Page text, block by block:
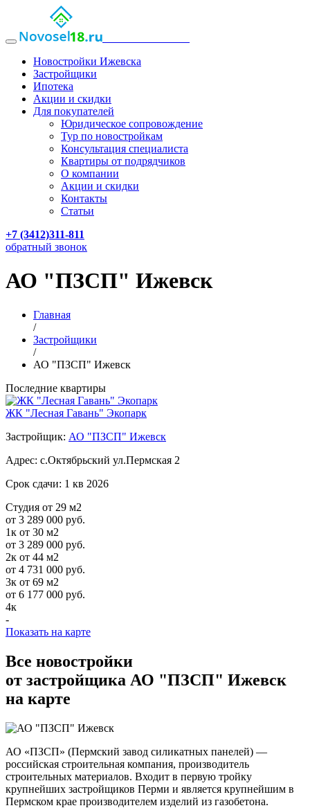
Новостройки Ижевска
Застройщики
Ипотека
Акции и скидки
Для покупателей
Юридическое сопровождение
Тур по новостройкам
Консультация специалиста
Квартиры от подрядчиков
О компании
Акции и скидки
Контакты
Статьи
+7 (3412)311-811
обратный звонок
АО "ПЗСП" Ижевск
Главная
/
Застройщики
/
АО "ПЗСП" Ижевск
Последние квартиры
ЖК "Лесная Гавань" Экопарк
Застройщик: АО "ПЗСП" Ижевск
Адрес: с.Октябрьский ул.Пермская 2
Срок сдачи: 1 кв 2026
Студия от 29 м2
от 3 289 000 руб.
1к от 30 м2
от 3 289 000 руб.
2к от 44 м2
от 4 731 000 руб.
3к от 69 м2
от 6 177 000 руб.
4к
-
Показать на карте
Все новостройки
от застройщика АО "ПЗСП" Ижевск
на карте
АО «ПЗСП» (Пермский завод силикатных панелей) —
российская строительная компания, производитель
строительных материалов. Входит в первую тройку
крупнейших застройщиков Перми и является крупнейшим в
Пермском крае производителем изделий из газобетона.